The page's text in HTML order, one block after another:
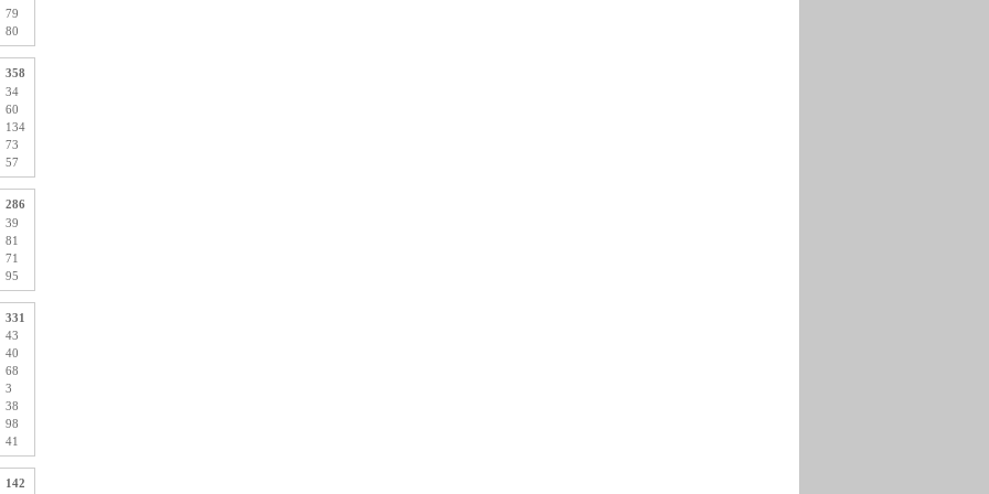
79
80
358
34
60
134
73
57
286
39
81
71
95
331
43
40
68
3
38
98
41
142